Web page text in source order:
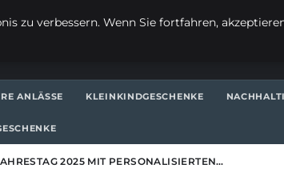
ANLÄSSE KLEINKINDGESCHENKE
2025 MIT PERSONALISIERTEN…
zu verbessern. Wenn Sie fortfahren,